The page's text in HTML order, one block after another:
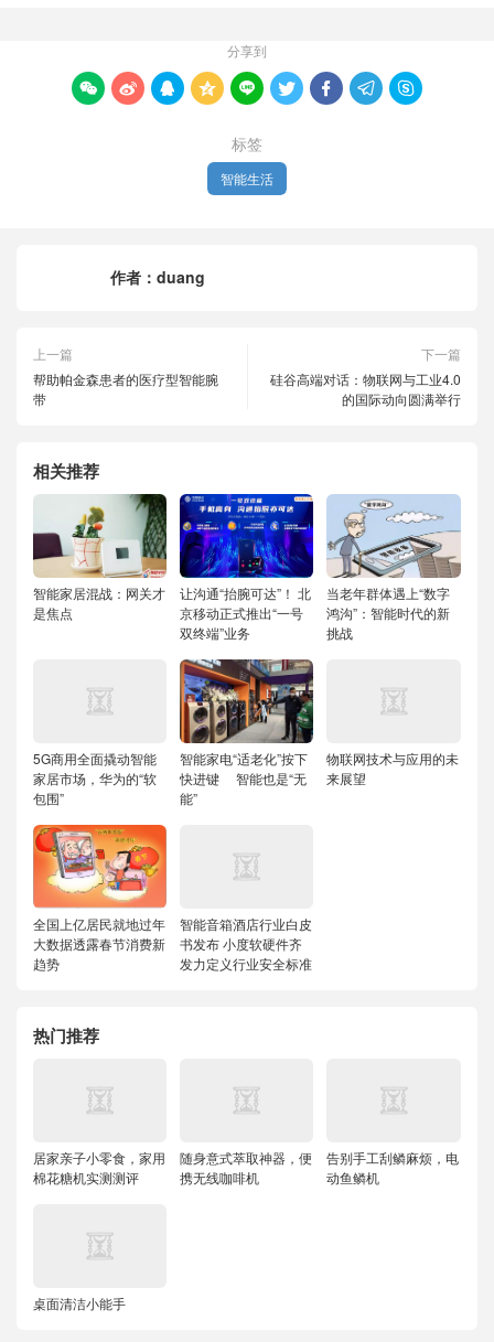
分享到
        
标签
智能生活
作者： duang
上一篇
帮助帕金森患者的医疗型智能腕
带
下一篇
硅谷高端对话：物联网与工业4.0
的国际动向圆满举行
相关推荐
智能家居混战：网关才
是焦点
让沟通“抬腕可达”！ 北
京移动正式推出“一号
双终端”业务
当老年群体遇上“数字
鸿沟”：智能时代的新
挑战
5G商用全面撬动智能
家居市场，华为的“软
包围”
智能家电“适老化”按下
快进键 智能也是“无
能”
物联网技术与应用的未
来展望
全国上亿居民就地过年
大数据透露春节消费新
趋势
智能音箱酒店行业白皮
书发布 小度软硬件齐
发力定义行业安全标准
热门推荐
居家亲子小零食，家用
棉花糖机实测测评
随身意式萃取神器，便
携无线咖啡机
告别手工刮鳞麻烦，电
动鱼鳞机
桌面清洁小能手